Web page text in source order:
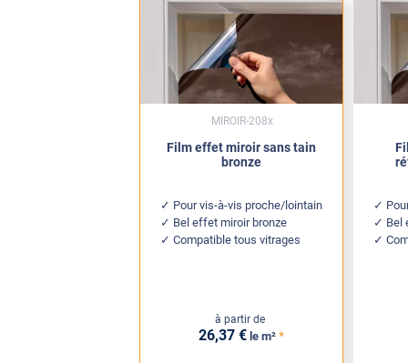
Film effet miroir sans tain
bronze
Pour vis-à-vis proche/lointain
Bel effet miroir bronze
Compatible tous vitrages
à partir de
26,37 € le m² *
MIROIR-208x
Bel